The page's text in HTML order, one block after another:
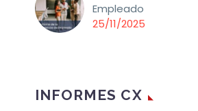
Empleado
25/11/2025
INFORMES CX